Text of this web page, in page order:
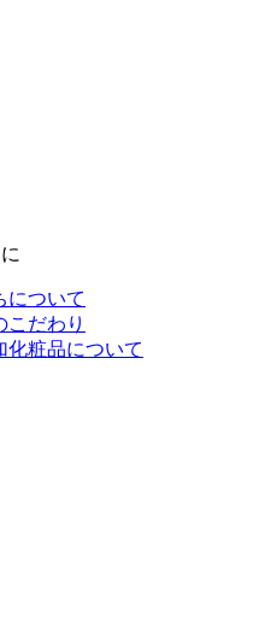
について
だわり
粧品について